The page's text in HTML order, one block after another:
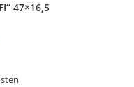
47×16,5